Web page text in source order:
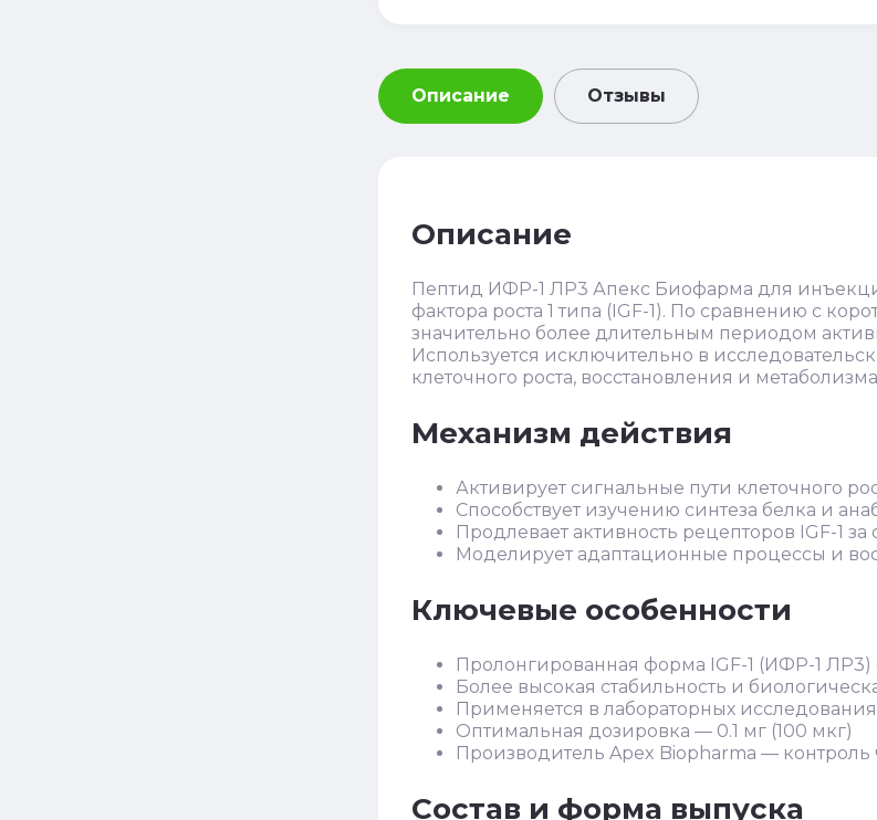
Описание Отзывы
Описание
Пептид ИФР-1 ЛР3 Апекс Биофарма для
фактора роста 1 типа (IGF-1). По сравнению с
значительно более длительным периодом
Используется исключительно в
клеточного роста, восстановления и
Механизм действия
Активирует сигнальные пути клеточного
Способствует изучению синтеза белка и
Продлевает активность рецепторов IGF-1
Моделирует адаптационные процессы и
Ключевые особенности
Пролонгированная форма IGF-1 (ИФР-1
Более высокая стабильность и
Применяется в лабораторных
Оптимальная дозировка — 0.1 мг (100 мкг)
Производитель Apex Biopharma — контроль
Состав и форма выпуска